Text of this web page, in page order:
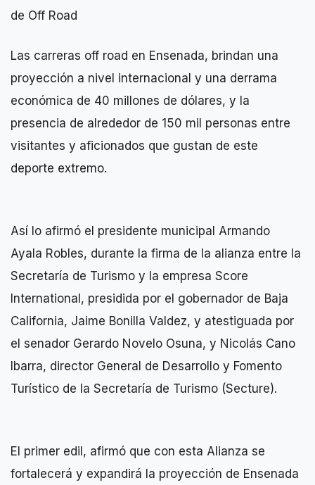
de Off Road
Las carreras off road en Ensenada, brindan una
proyección a nivel internacional y una derrama
económica de 40 millones de dólares, y la
presencia de alrededor de 150 mil personas entre
visitantes y aficionados que gustan de este
deporte extremo.
Así lo afirmó el presidente municipal Armando
Ayala Robles, durante la firma de la alianza entre la
Secretaría de Turismo y la empresa Score
International, presidida por el gobernador de Baja
California, Jaime Bonilla Valdez, y atestiguada por
el senador Gerardo Novelo Osuna, y Nicolás Cano
Ibarra, director General de Desarrollo y Fomento
Turístico de la Secretaría de Turismo (Secture).
El primer edil, afirmó que con esta Alianza se
fortalecerá y expandirá la proyección de Ensenada